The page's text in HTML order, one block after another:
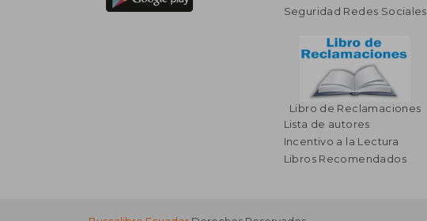
Seguridad Redes Sociales
Libro de Reclamaciones
Lista de autores
Incentivo a la Lectura
Libros Recomendados